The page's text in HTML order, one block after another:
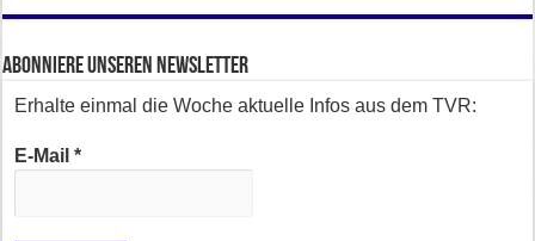
Abonniere unseren Newsletter
Erhalte einmal die Woche aktuelle Infos aus dem TVR:
E-Mail*